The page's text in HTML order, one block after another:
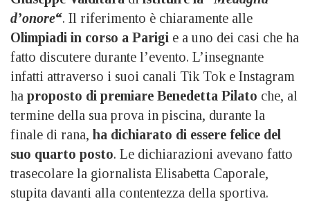
d’onore“. Il riferimento è chiaramente alle
Olimpiadi in corso a Parigi e a uno dei casi che ha
fatto discutere durante l’evento. L’insegnante
infatti attraverso i suoi canali Tik Tok e Instagram
ha proposto di premiare Benedetta Pilato che, al
termine della sua prova in piscina, durante la
finale di rana, ha dichiarato di essere felice del
suo quarto posto. Le dichiarazioni avevano fatto
trasecolare la giornalista Elisabetta Caporale,
stupita davanti alla contentezza della sportiva.